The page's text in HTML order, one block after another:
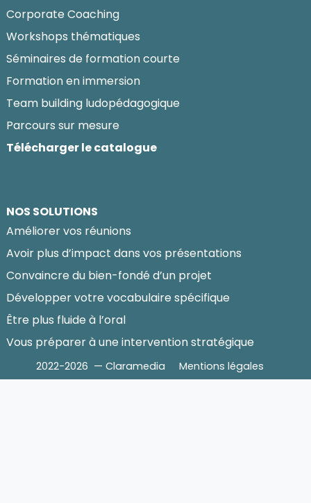
Corporate Coaching
Workshops thématiques
Séminaires de formation courte
Formation en immersion
Team building ludopédagogique
Parcours sur mesure
Télécharger le catalogue
NOS SOLUTIONS
Améliorer vos réunions
Avoir plus d’impact dans vos présentations
Convaincre du bien-fondé d’un projet
Développer votre vocabulaire spécifique
Être plus fluide à l’oral
Vous préparer à une intervention stratégique
2022-2026 — Claramedia Mentions légales